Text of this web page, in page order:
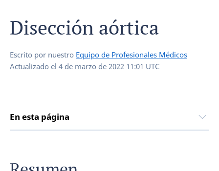
Disección aórtica
Escrito por nuestro Equipo de Profesionales Médicos
Actualizado el 4 de marzo de 2022 11:01 UTC
En esta página